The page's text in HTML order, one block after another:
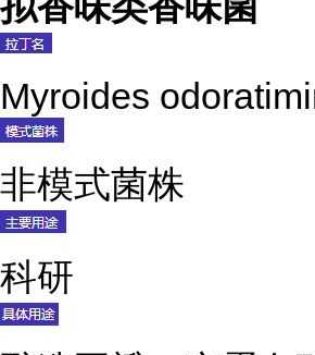
Myroides
非模式菌株
科研